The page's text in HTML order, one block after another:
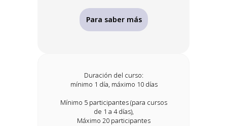
Haga clic para ver el calendario de
seminarios web intensivos
Duración del curso:
mínimo 1 día, máximo 10 días
Mínimo 5 participantes (para cursos
de 1 a 4 días),
Máximo 20 participantes
Para saber más